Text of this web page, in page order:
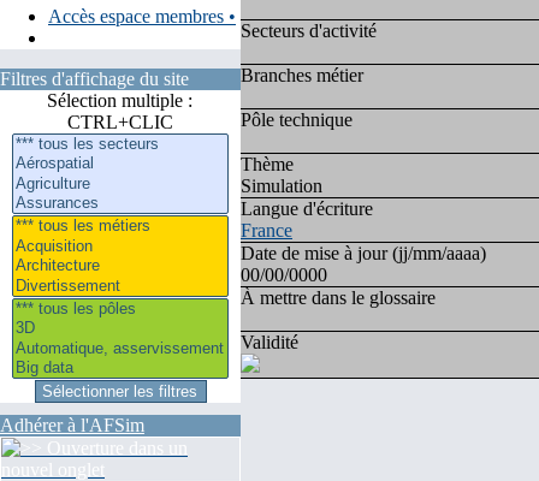
Accès espace membres •
Filtres d'affichage du site
Sélection multiple :
CTRL+CLIC
Adhérer à l'AFSim
Secteurs d'activité
Branches métier
Pôle technique
Thème
Simulation
Langue d'écriture
France
Date de mise à jour (jj/mm/aaaa)
00/00/0000
À mettre dans le glossaire
Validité